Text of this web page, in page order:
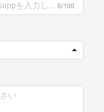
0/100